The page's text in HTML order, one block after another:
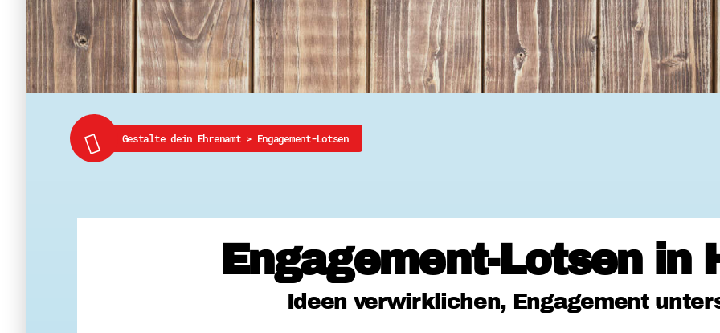
Zeig uns dein
Wettbewerb |
Wettbewerb | 80 Jahre
8 Vereine x 80 Jahre x
Crowdfunding - Viele
Ehrentag
Freiwilligenmanagement
Hessen engagiert - Digitale
Kompetenznachweis Hessen
Zeugnisbeiblatt
Gestalte dein Ehrenamt > Engagement-Lotsen
Engagement-Lotsen in
Ideen verwirklichen, Engagement